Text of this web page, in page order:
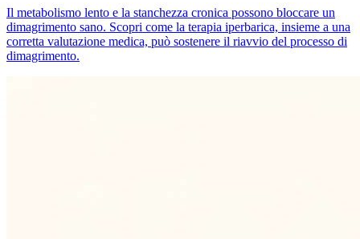
Il metabolismo lento e la stanchezza cronica possono bloccare un
dimagrimento sano. Scopri come la terapia iperbarica, insieme a una
corretta valutazione medica, può sostenere il riavvio del processo di
dimagrimento.